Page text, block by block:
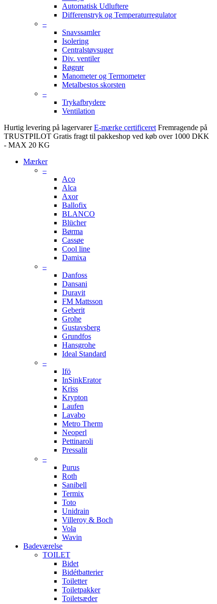
Automatisk Udluftere
Differenstryk og Temperaturregulator
–
Snavssamler
Isolering
Centralstøvsuger
Div. ventiler
Røgrør
Manometer og Termometer
Metalbestos skorsten
–
Trykafbrydere
Ventilation
Hurtig levering på lagervarer E-mærke certificeret Fremragende på
TRUSTPILOT Gratis fragt til pakkeshop ved køb over 1000 DKK
- MAX 20 KG
Mærker
–
Aco
Alca
Axor
Ballofix
BLANCO
Blücher
Børma
Cassøe
Cool line
Damixa
–
Danfoss
Dansani
Duravit
FM Mattsson
Geberit
Grohe
Gustavsberg
Grundfos
Hansgrohe
Ideal Standard
–
Ifö
InSinkErator
Kriss
Krypton
Laufen
Lavabo
Metro Therm
Neoperl
Pettinaroli
Pressalit
–
Purus
Roth
Sanibell
Termix
Toto
Unidrain
Villeroy & Boch
Vola
Wavin
Badeværelse
TOILET
Bidet
Bidétbatterier
Toiletter
Toiletpakker
Toiletsæder